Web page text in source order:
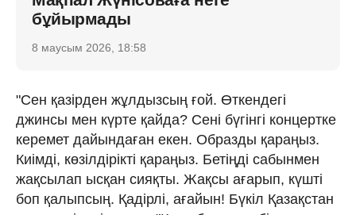
бұйырмады
8 маусым 2026, 18:58
"Сен қазірден жұлдызсың ғой. Өткендегі
джинсы мен күрте қайда? Сені бүгінгі концертке
керемет дайындаған екен. Образды қараңыз.
Киімді, көзілдірікті қараңыз. Бетіңді сабынмен
жақсылап ысқан сияқты. Жақсы ағарып, күшті
боп қалыпсың. Қадірлі, ағайын! Бүкіл Қазақстан